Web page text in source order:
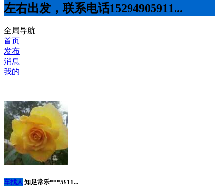
左右出发，联系电话15294905911...
全局导航
首页
发布
消息
我的
车找人 知足常乐***5911...